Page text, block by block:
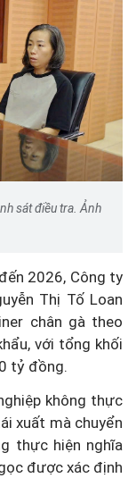
sát điều tra. Ảnh
2026, Công ty
Thị Tố Loan
chân gà theo
với tổng khối
tỷ đồng.
không thực
xuất mà chuyển
thực hiện nghĩa
được xác định